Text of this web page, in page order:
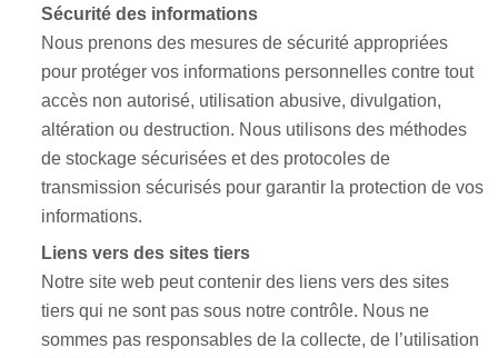
Sécurité des informations
Nous prenons des mesures de sécurité appropriées
pour protéger vos informations personnelles contre tout
accès non autorisé, utilisation abusive, divulgation,
altération ou destruction. Nous utilisons des méthodes
de stockage sécurisées et des protocoles de
transmission sécurisés pour garantir la protection de vos
informations.
Liens vers des sites tiers
Notre site web peut contenir des liens vers des sites
tiers qui ne sont pas sous notre contrôle. Nous ne
sommes pas responsables de la collecte, de l’utilisation